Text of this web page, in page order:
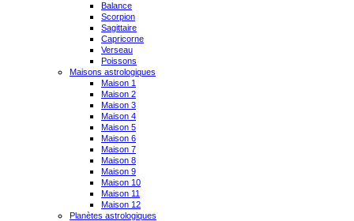
Balance
Scorpion
Sagittaire
Capricorne
Verseau
Poissons
Maisons astrologiques
Maison 1
Maison 2
Maison 3
Maison 4
Maison 5
Maison 6
Maison 7
Maison 8
Maison 9
Maison 10
Maison 11
Maison 12
Planètes astrologiques